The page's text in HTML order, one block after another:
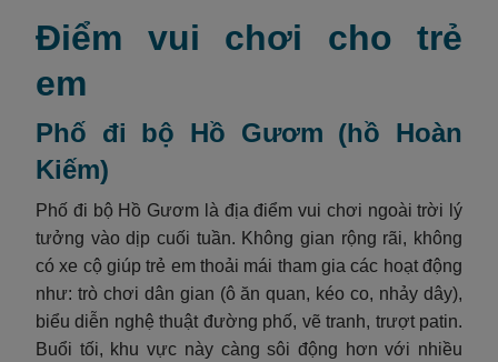
Điểm vui chơi cho trẻ
em
Phố đi bộ Hồ Gươm (hồ Hoàn
Kiếm)
Phố đi bộ Hồ Gươm là địa điểm vui chơi ngoài trời lý
tưởng vào dịp cuối tuần. Không gian rộng rãi, không
có xe cộ giúp trẻ em thoải mái tham gia các hoạt động
như: trò chơi dân gian (ô ăn quan, kéo co, nhảy dây),
biểu diễn nghệ thuật đường phố, vẽ tranh, trượt patin.
Buổi tối, khu vực này càng sôi động hơn với nhiều